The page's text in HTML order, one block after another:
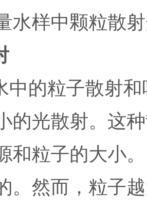
水样中颗粒散
中的粒子散射
的光散射。这
和粒子的大小
。然而，粒子